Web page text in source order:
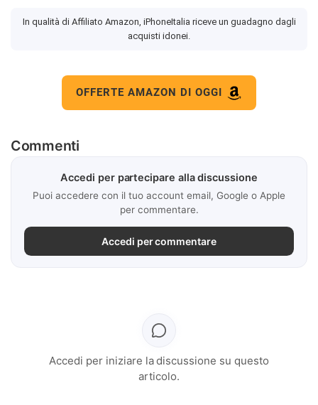
In qualità di Affiliato Amazon, iPhoneItalia riceve un guadagno dagli
acquisti idonei.
OFFERTE AMAZON DI OGGI
Commenti
Accedi per partecipare alla discussione
Puoi accedere con il tuo account email, Google o Apple
per commentare.
Accedi per commentare
Accedi per iniziare la discussione su questo
articolo.